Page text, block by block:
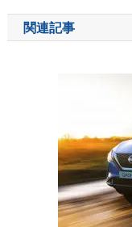
ナ
ビ
関連記事